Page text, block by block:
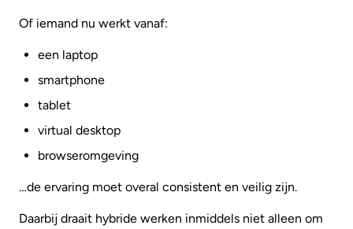
Of iemand nu werkt vanaf:
een laptop
smartphone
tablet
virtual desktop
browseromgeving
…de ervaring moet overal consistent en veilig zijn.
Daarbij draait hybride werken inmiddels niet alleen om